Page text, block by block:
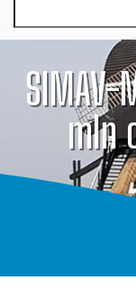
mln